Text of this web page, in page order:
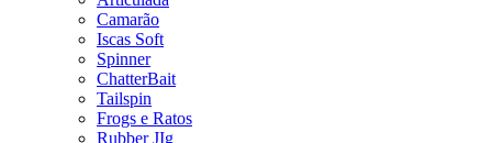
Camarão
Iscas Soft
Spinner
ChatterBait
Tailspin
Frogs e Ratos
Rubber JIg